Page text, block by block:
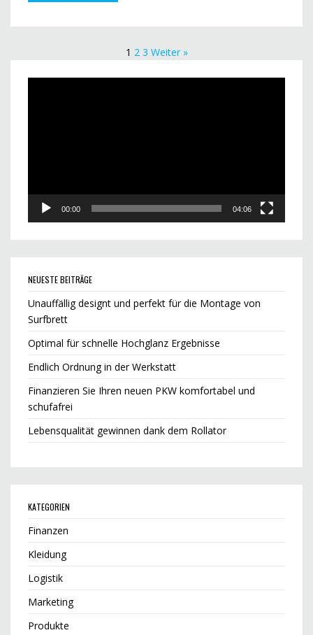
1 2 3 Weiter »
00:00 04:06
NEUESTE BEITRÄGE
Unauffällig designt und perfekt für die Montage von
Surfbrett
Optimal für schnelle Hochglanz Ergebnisse
Endlich Ordnung in der Werkstatt
Finanzieren Sie Ihren neuen PKW komfortabel und
schufafrei
Lebensqualität gewinnen dank dem Rollator
KATEGORIEN
Finanzen
Kleidung
Logistik
Marketing
Produkte